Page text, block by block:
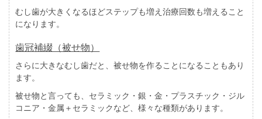
むし歯が大きくなるほどステップも増え治療回数も増えること
になります。
歯冠補綴（被せ物）
さらに大きなむし歯だと、被せ物を作ることになることもあり
ます。
被せ物と言っても、セラミック・銀・金・プラスチック・ジル
コニア・金属＋セラミックなど、様々な種類があります。